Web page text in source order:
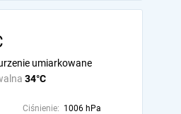
34°C
umiarkowane
Ciśnienie: 1006 hPa